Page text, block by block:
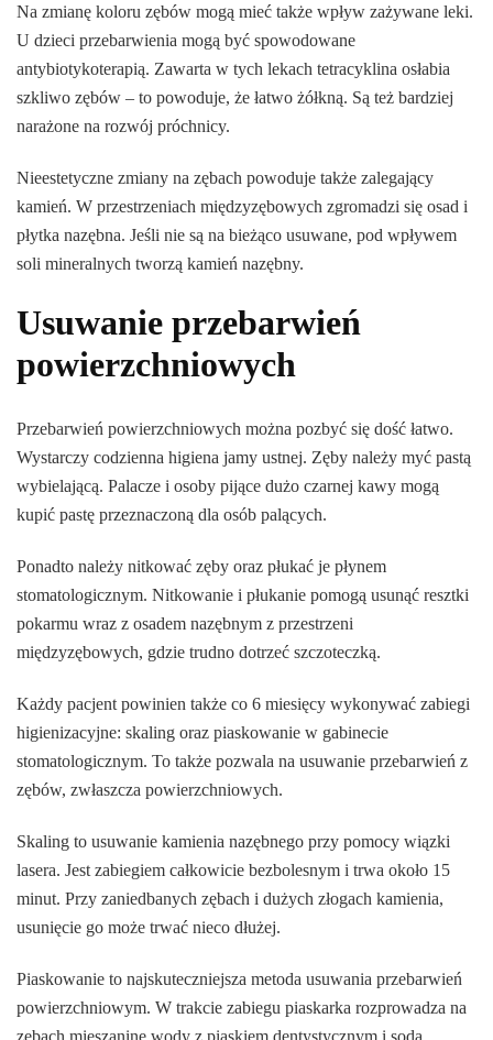
Na zmianę koloru zębów mogą mieć także wpływ zażywane leki.
U dzieci przebarwienia mogą być spowodowane
antybiotykoterapią. Zawarta w tych lekach tetracyklina osłabia
szkliwo zębów – to powoduje, że łatwo żółkną. Są też bardziej
narażone na rozwój próchnicy.
Nieestetyczne zmiany na zębach powoduje także zalegający
kamień. W przestrzeniach międzyzębowych zgromadzi się osad i
płytka nazębna. Jeśli nie są na bieżąco usuwane, pod wpływem
soli mineralnych tworzą kamień nazębny.
Usuwanie przebarwień
powierzchniowych
Przebarwień powierzchniowych można pozbyć się dość łatwo.
Wystarczy codzienna higiena jamy ustnej. Zęby należy myć pastą
wybielającą. Palacze i osoby pijące dużo czarnej kawy mogą
kupić pastę przeznaczoną dla osób palących.
Ponadto należy nitkować zęby oraz płukać je płynem
stomatologicznym. Nitkowanie i płukanie pomogą usunąć resztki
pokarmu wraz z osadem nazębnym z przestrzeni
międzyzębowych, gdzie trudno dotrzeć szczoteczką.
Każdy pacjent powinien także co 6 miesięcy wykonywać zabiegi
higienizacyjne: skaling oraz piaskowanie w gabinecie
stomatologicznym. To także pozwala na usuwanie przebarwień z
zębów, zwłaszcza powierzchniowych.
Skaling to usuwanie kamienia nazębnego przy pomocy wiązki
lasera. Jest zabiegiem całkowicie bezbolesnym i trwa około 15
minut. Przy zaniedbanych zębach i dużych złogach kamienia,
usunięcie go może trwać nieco dłużej.
Piaskowanie to najskuteczniejsza metoda usuwania przebarwień
powierzchniowym. W trakcie zabiegu piaskarka rozprowadza na
zębach mieszaninę wody z piaskiem dentystycznym i sodą